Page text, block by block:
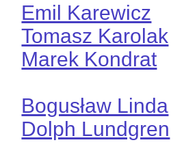
Emil Karewicz
Tomasz Karolak
Marek Kondrat
Bogusław Linda
Dolph Lundgren